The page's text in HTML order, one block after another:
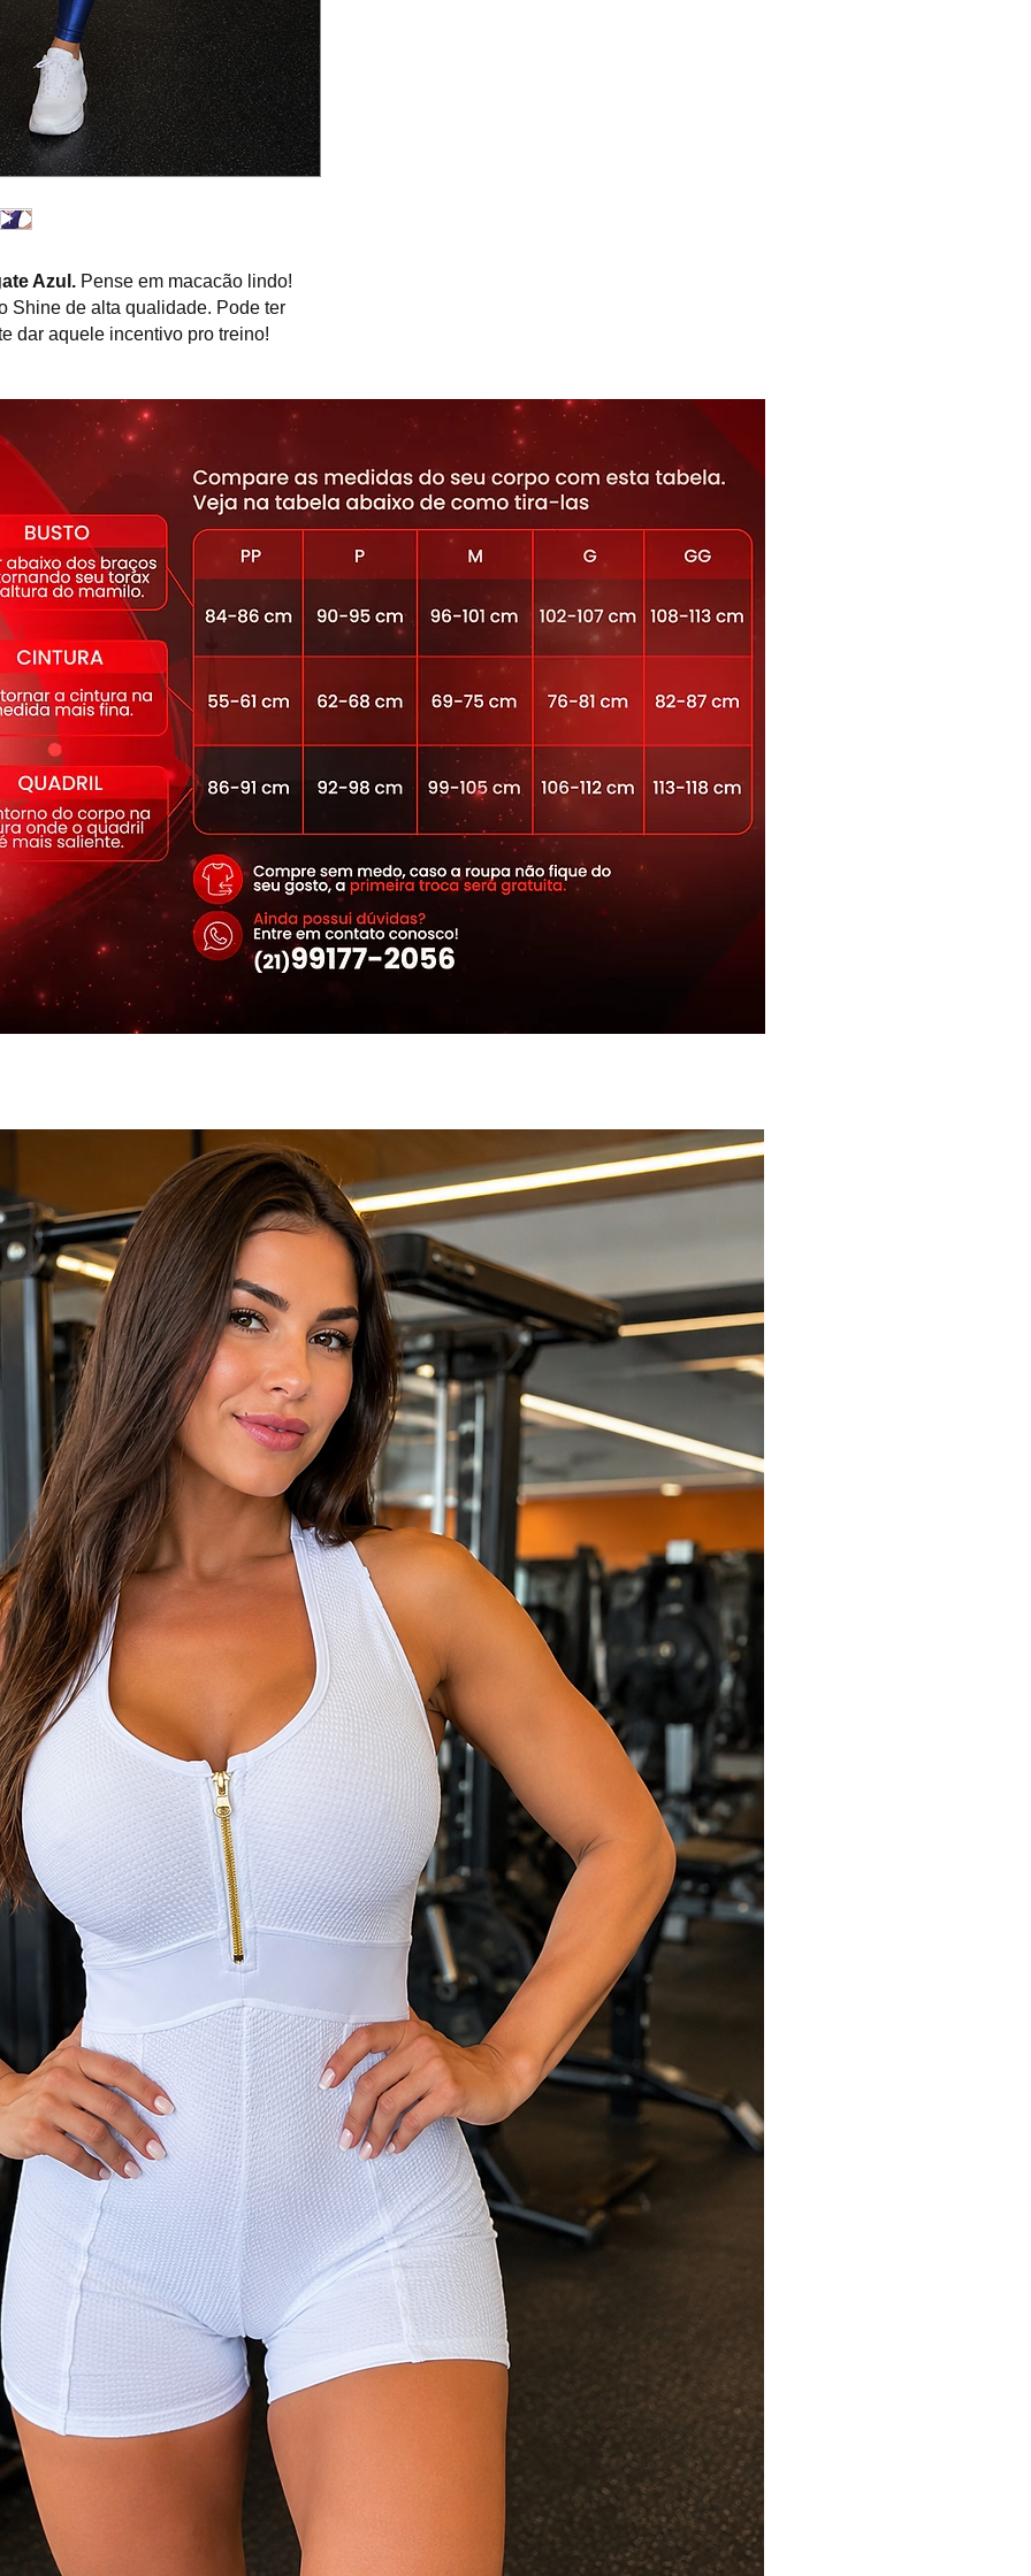
Azul. Pense em macacão lindo!
Shine de alta qualidade. Pode ter
dar aquele incentivo pro treino!
e um charme para seu look. A
a silhueta e afina a cintura.
o corpo. Esta peça é indicada
físicas, podendo ser usada
íntima nude para evitar que a cor da
proporcionada pelos fios que
UV-a e UV-b
filamentagem, que proporciona
e secagem rápida.
funcional, que mata germes
bactérias, ácaros e fungos,
Elastano